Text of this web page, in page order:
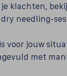
klachten,
needling-
voor jouw
met